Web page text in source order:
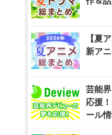
【夏
新ア
芸能
応援
ール